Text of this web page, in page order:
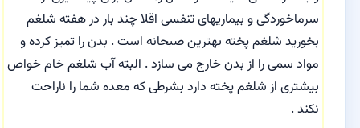
سرماخوردگی و بیماریهای تنفسی اقلا چند بار در هفته شلغم
بخورید شلغم پخته بهترین صبحانه است . بدن را تمیز کرده و
مواد سمی را از بدن خارج می سازد . البته آب شلغم خام خواص
بیشتری از شلغم پخته دارد بشرطی که معده شما را ناراحت
نکند .